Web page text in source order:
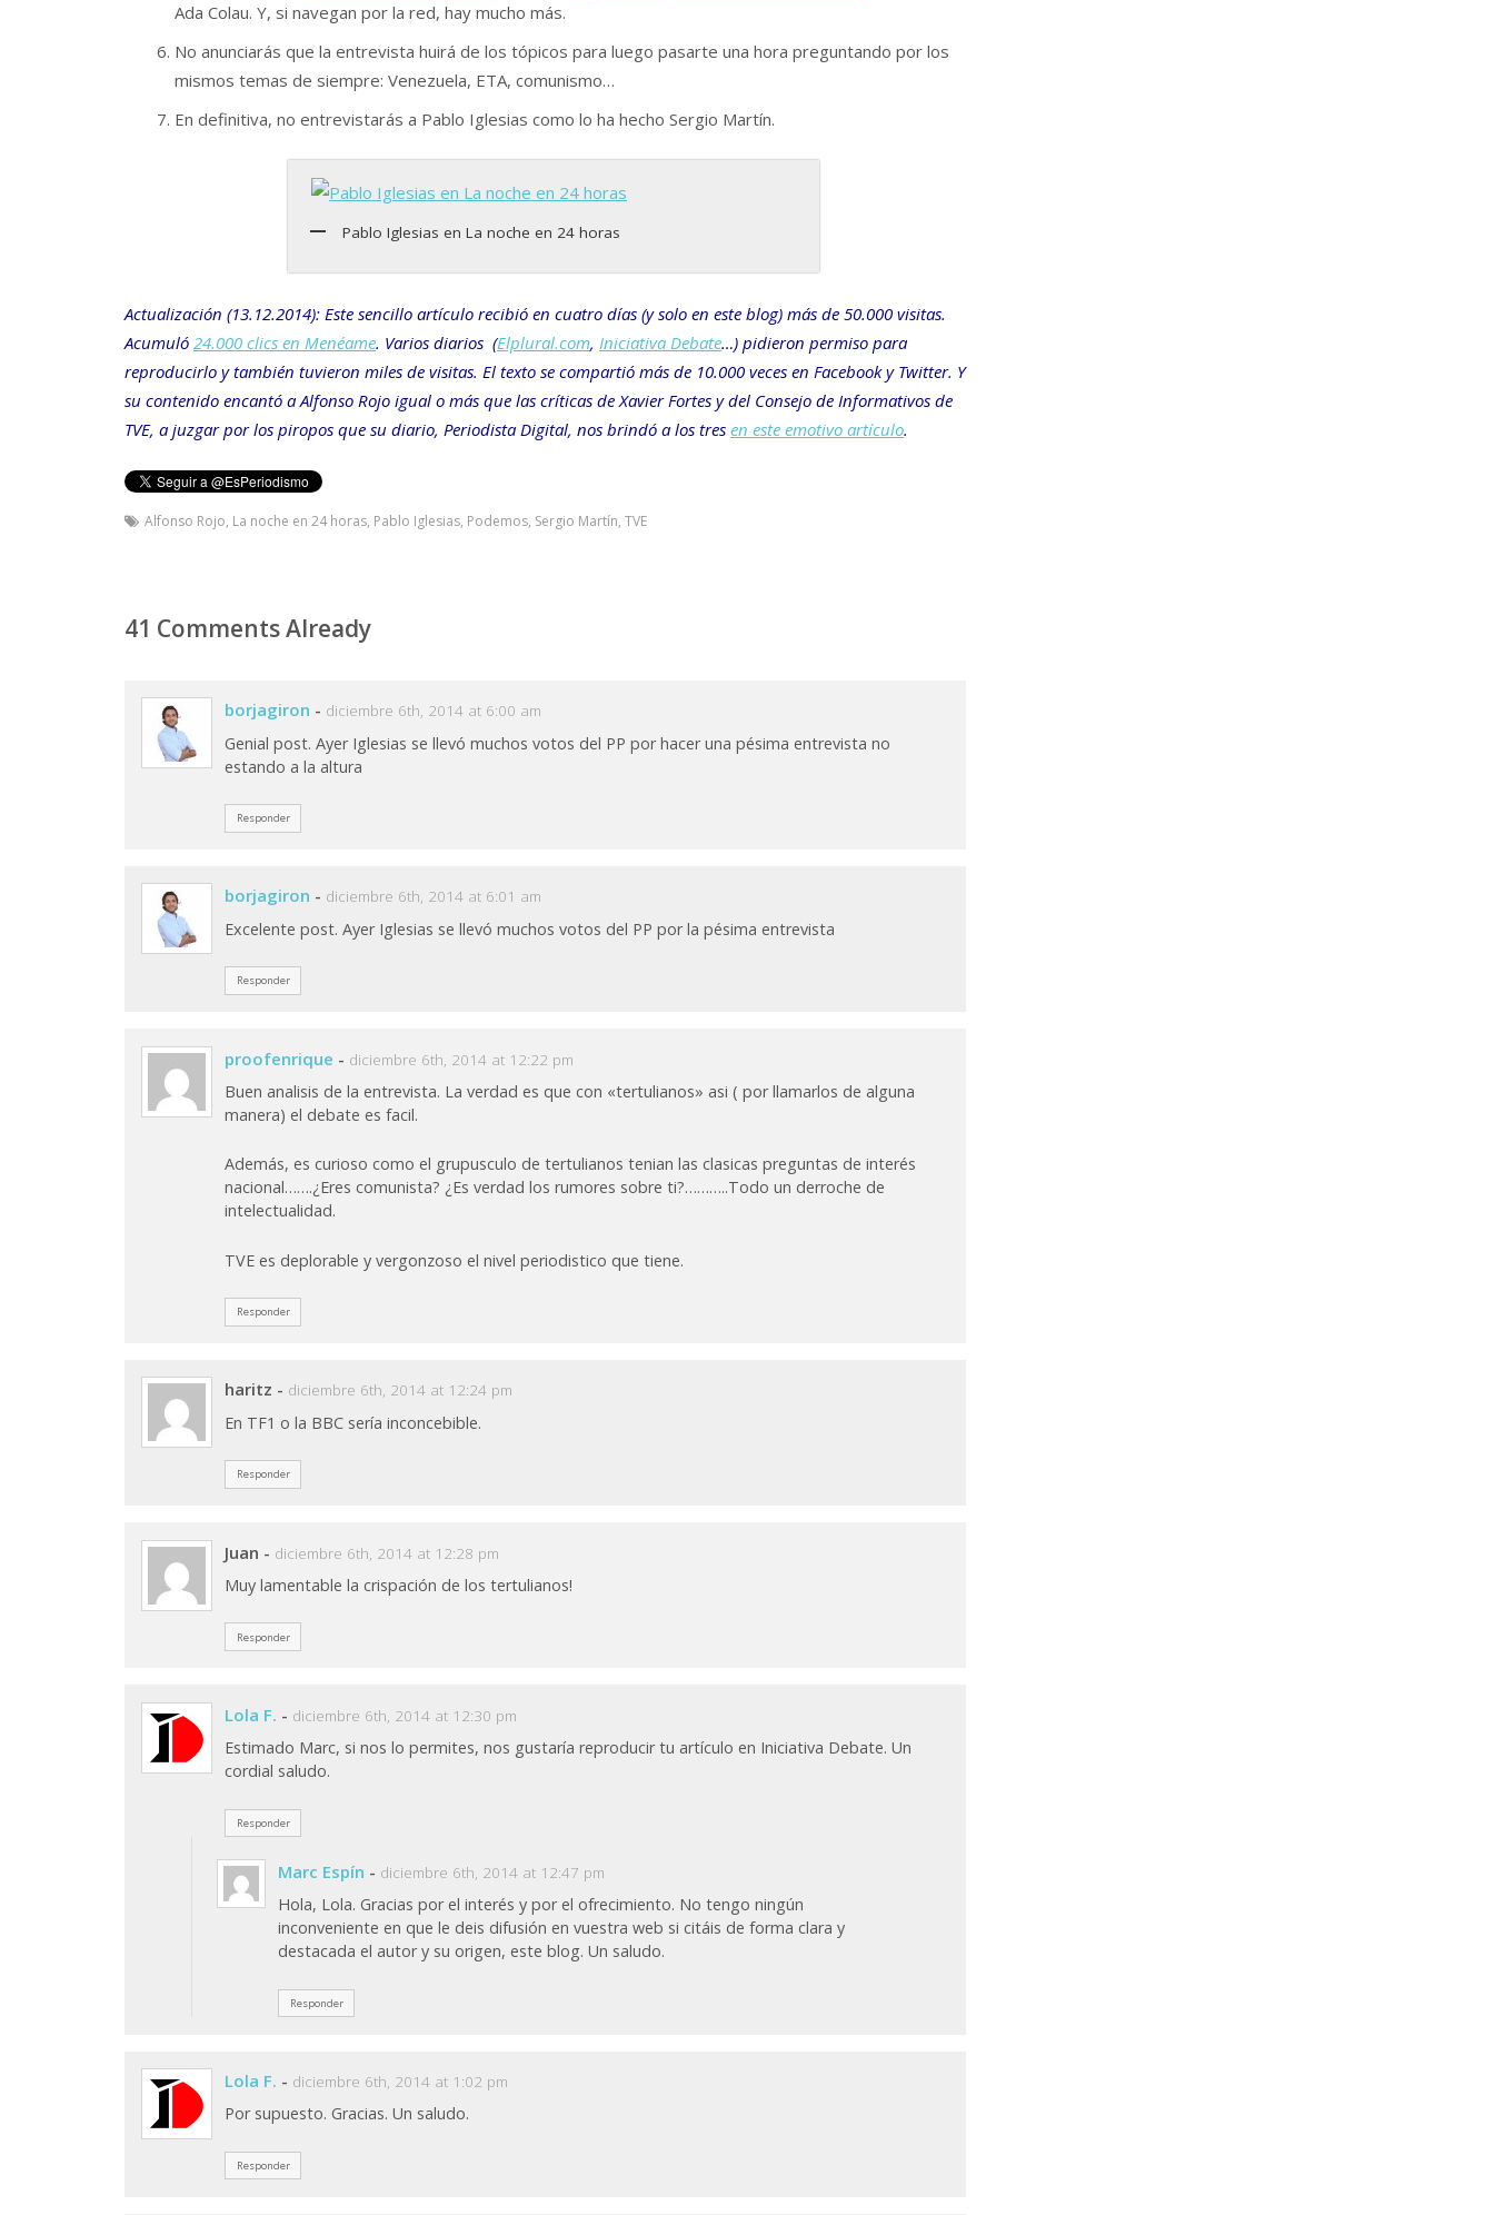
Ada Colau. Y, si navegan por la red, hay mucho más.
No anunciarás que la entrevista huirá de los tópicos para luego pasarte una hora preguntando por los
mismos temas de siempre: Venezuela, ETA, comunismo…
En definitiva, no entrevistarás a Pablo Iglesias como lo ha hecho Sergio Martín.
Pablo Iglesias en La noche en 24 horas
Actualización (13.12.2014): Este sencillo artículo recibió en cuatro días (y solo en este blog) más de 50.000 visitas.
Acumuló 24.000 clics en Menéame. Varios diarios (Elplural.com, Iniciativa Debate…) pidieron permiso para
reproducirlo y también tuvieron miles de visitas. El texto se compartió más de 10.000 veces en Facebook y Twitter. Y
su contenido encantó a Alfonso Rojo igual o más que las críticas de Xavier Fortes y del Consejo de Informativos de
TVE, a juzgar por los piropos que su diario, Periodista Digital, nos brindó a los tres en este emotivo artículo.
Alfonso Rojo, La noche en 24 horas, Pablo Iglesias, Podemos, Sergio Martín, TVE
41 Comments Already
borjagiron - diciembre 6th, 2014 at 6:00 am
Genial post. Ayer Iglesias se llevó muchos votos del PP por hacer una pésima entrevista no
estando a la altura
Responder
borjagiron - diciembre 6th, 2014 at 6:01 am
Excelente post. Ayer Iglesias se llevó muchos votos del PP por la pésima entrevista
Responder
proofenrique - diciembre 6th, 2014 at 12:22 pm
Buen analisis de la entrevista. La verdad es que con «tertulianos» asi ( por llamarlos de alguna
manera) el debate es facil.
Además, es curioso como el grupusculo de tertulianos tenian las clasicas preguntas de interés
nacional…….¿Eres comunista? ¿Es verdad los rumores sobre ti?………..Todo un derroche de
intelectualidad.
TVE es deplorable y vergonzoso el nivel periodistico que tiene.
Responder
haritz - diciembre 6th, 2014 at 12:24 pm
En TF1 o la BBC sería inconcebible.
Responder
Juan - diciembre 6th, 2014 at 12:28 pm
Muy lamentable la crispación de los tertulianos!
Responder
Lola F. - diciembre 6th, 2014 at 12:30 pm
Estimado Marc, si nos lo permites, nos gustaría reproducir tu artículo en Iniciativa Debate. Un
cordial saludo.
Responder
Marc Espín - diciembre 6th, 2014 at 12:47 pm
Hola, Lola. Gracias por el interés y por el ofrecimiento. No tengo ningún
inconveniente en que le deis difusión en vuestra web si citáis de forma clara y
destacada el autor y su origen, este blog. Un saludo.
Responder
Lola F. - diciembre 6th, 2014 at 1:02 pm
Por supuesto. Gracias. Un saludo.
Responder